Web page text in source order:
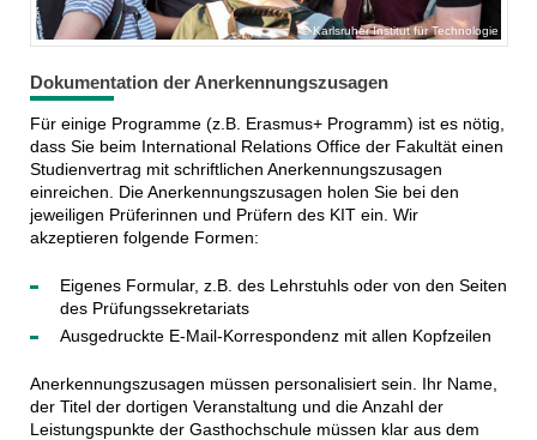
Karlsruher Institut für Technologie
Dokumentation der Anerkennungszusagen
Für einige Programme (z.B. Erasmus+ Programm) ist es nötig,
dass Sie beim International Relations Office der Fakultät einen
Studienvertrag mit schriftlichen Anerkennungszusagen
einreichen. Die Anerkennungszusagen holen Sie bei den
jeweiligen Prüferinnen und Prüfern des KIT ein. Wir
akzeptieren folgende Formen:
Eigenes Formular, z.B. des Lehrstuhls oder von den Seiten
des Prüfungssekretariats
Ausgedruckte E-Mail-Korrespondenz mit allen Kopfzeilen
Anerkennungszusagen müssen personalisiert sein. Ihr Name,
der Titel der dortigen Veranstaltung und die Anzahl der
Leistungspunkte der Gasthochschule müssen klar aus dem